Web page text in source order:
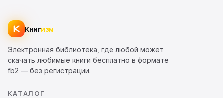
Книгизм
Электронная библиотека, где любой может
скачать любимые книги бесплатно в формате
fb2 — без регистрации.
КАТАЛОГ